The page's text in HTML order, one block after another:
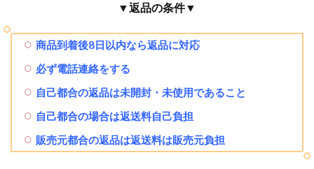
▼返品の条件▼
商品到着後8日以内なら返品に対応
必ず電話連絡をする
自己都合の返品は未開封・未使用であること
自己都合の場合は返送料自己負担
販売元都合の返品は返送料は販売元負担